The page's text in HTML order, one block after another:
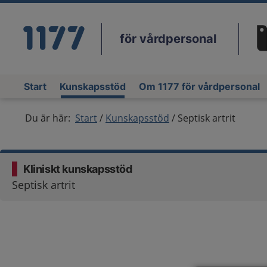
för vårdpersonal
Start Kunskapsstöd Om 1177 för vårdpersonal
Du är här: Start Kunskapsstöd Septisk artrit
Kliniskt kunskapsstöd
Septisk artrit